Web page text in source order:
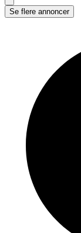
Se flere annoncer